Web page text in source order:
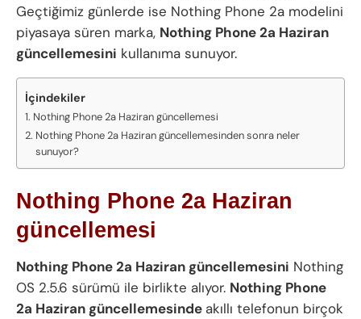
Geçtiğimiz günlerde ise Nothing Phone 2a modelini
piyasaya süren marka, Nothing Phone 2a Haziran
güncellemesini kullanıma sunuyor.
İçindekiler
Nothing Phone 2a Haziran güncellemesi
Nothing Phone 2a Haziran güncellemesinden sonra neler
sunuyor?
Nothing Phone 2a Haziran
güncellemesi
Nothing Phone 2a Haziran güncellemesini Nothing
OS 2.5.6 sürümü ile birlikte alıyor. Nothing Phone
2a Haziran güncellemesinde akıllı telefonun birçok